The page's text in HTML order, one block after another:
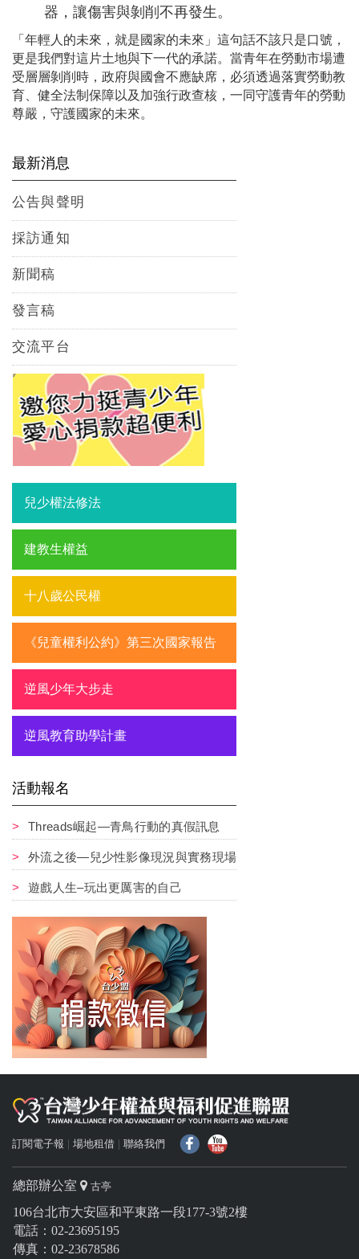
器，讓傷害與剝削不再發生。
「年輕人的未來，就是國家的未來」這句話不該只是口號，
更是我們對這片土地與下一代的承諾。當青年在勞動市場遭
受層層剝削時，政府與國會不應缺席，必須透過落實勞動教
育、健全法制保障以及加強行政查核，一同守護青年的勞動
尊嚴，守護國家的未來。
最新消息
公告與聲明
採訪通知
新聞稿
發言稿
交流平台
兒少權法修法
建教生權益
十八歲公民權
《兒童權利公約》第三次國家報告
逆風少年大步走
逆風教育助學計畫
活動報名
Threads崛起—青鳥行動的真假訊息
外流之後—兒少性影像現況與實務現場
遊戲人生–玩出更厲害的自己
訂閱電子報 場地租借 聯絡我們
總部辦公室 古亭
106台北市大安區和平東路一段177-3號2樓
電話：02-23695195
傳真：02-23678586